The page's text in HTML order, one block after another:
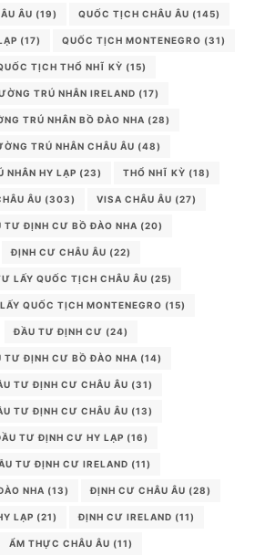
ÂU (19) QUỐC TỊCH CHÂU ÂU (145)
(17) QUỐC TỊCH MONTENEGRO (31)
TỊCH THỔ NHĨ KỲ (15)
TRÚ NHÂN IRELAND (17)
TRÚ NHÂN BỒ ĐÀO NHA (28)
TRÚ NHÂN CHÂU ÂU (48)
NHÂN HY LẠP (23) THỔ NHĨ KỲ (18)
ÂU (303) VISA CHÂU ÂU (27)
TƯ ĐỊNH CƯ BỒ ĐÀO NHA (20)
ĐỊNH CƯ CHÂU ÂU (22)
LẤY QUỐC TỊCH CHÂU ÂU (25)
QUỐC TỊCH MONTENEGRO (15)
ĐẦU TƯ ĐỊNH CƯ (24)
TƯ ĐỊNH CƯ BỒ ĐÀO NHA (14)
TƯ ĐỊNH CƯ CHÂU ÂU (31)
TƯ ĐỊNH CƯ CHÂU ÂU (13)
TƯ ĐỊNH CƯ HY LẠP (16)
TƯ ĐỊNH CƯ IRELAND (11)
NHA (13) ĐỊNH CƯ CHÂU ÂU (28)
LẠP (21) ĐỊNH CƯ IRELAND (11)
ẨM THỰC CHÂU ÂU (11)